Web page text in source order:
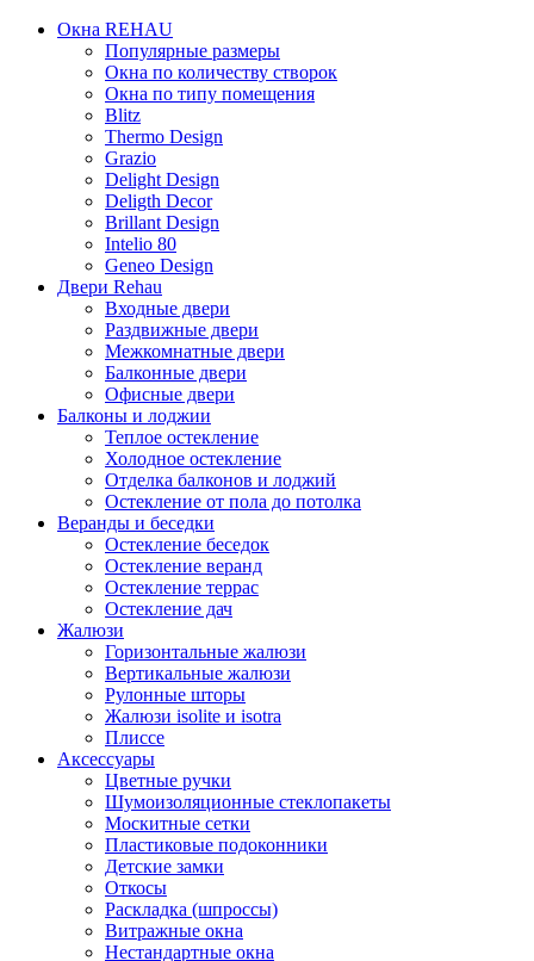
Окна REHAU
Популярные размеры
Окна по количеству створок
Окна по типу помещения
Blitz
Thermo Design
Grazio
Delight Design
Deligth Decor
Brillant Design
Intelio 80
Geneo Design
Двери Rehau
Входные двери
Раздвижные двери
Межкомнатные двери
Балконные двери
Офисные двери
Балконы и лоджии
Теплое остекление
Холодное остекление
Отделка балконов и лоджий
Остекление от пола до потолка
Веранды и беседки
Остекление беседок
Остекление веранд
Остекление террас
Остекление дач
Жалюзи
Горизонтальные жалюзи
Вертикальные жалюзи
Рулонные шторы
Жалюзи isolite и isotra
Плиссе
Аксессуары
Цветные ручки
Шумоизоляционные стеклопакеты
Москитные сетки
Пластиковые подоконники
Детские замки
Откосы
Раскладка (шпроссы)
Витражные окна
Нестандартные окна